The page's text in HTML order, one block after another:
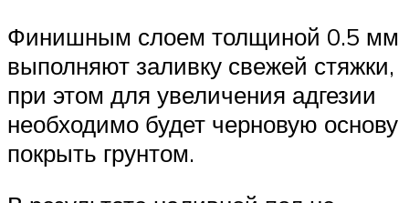
Финишным слоем толщиной 0.5 мм
выполняют заливку свежей стяжки,
при этом для увеличения адгезии
необходимо будет черновую основу
покрыть грунтом.